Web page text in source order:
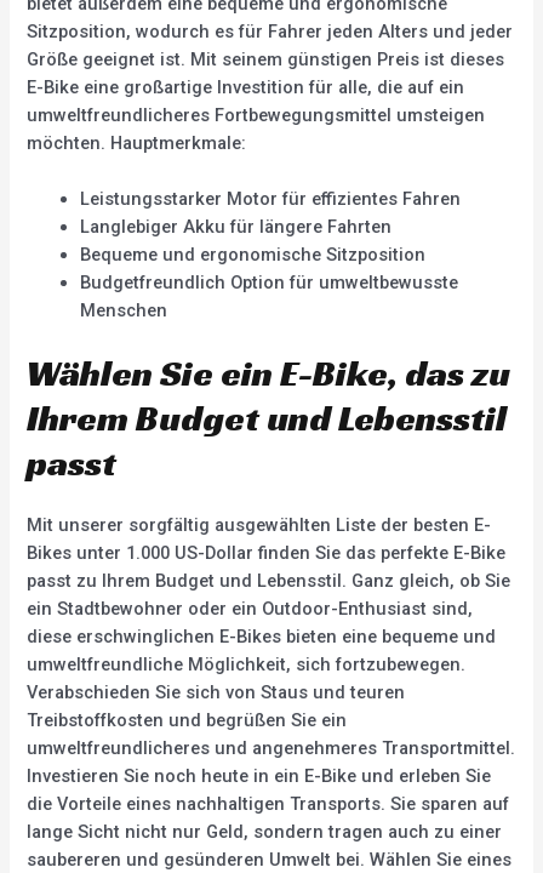
Sitzposition, wodurch es für Fahrer jeden Alters und jeder
Größe geeignet ist. Mit seinem günstigen Preis ist dieses
E-Bike eine großartige Investition für alle, die auf ein
umweltfreundlicheres Fortbewegungsmittel umsteigen
möchten. Hauptmerkmale:
Leistungsstarker Motor für effizientes Fahren
Langlebiger Akku für längere Fahrten
Bequeme und ergonomische Sitzposition
Budgetfreundlich Option für umweltbewusste
Menschen
Wählen Sie ein E-Bike, das zu
Ihrem Budget und Lebensstil
passt
Mit unserer sorgfältig ausgewählten Liste der besten E-
Bikes unter 1.000 US-Dollar finden Sie das perfekte E-Bike
passt zu Ihrem Budget und Lebensstil. Ganz gleich, ob Sie
ein Stadtbewohner oder ein Outdoor-Enthusiast sind,
diese erschwinglichen E-Bikes bieten eine bequeme und
umweltfreundliche Möglichkeit, sich fortzubewegen.
Verabschieden Sie sich von Staus und teuren
Treibstoffkosten und begrüßen Sie ein
umweltfreundlicheres und angenehmeres Transportmittel.
Investieren Sie noch heute in ein E-Bike und erleben Sie
die Vorteile eines nachhaltigen Transports. Sie sparen auf
lange Sicht nicht nur Geld, sondern tragen auch zu einer
saubereren und gesünderen Umwelt bei. Wählen Sie eines